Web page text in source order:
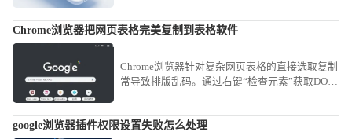
畅。
Chrome浏览器把网页表格完美复制到表格软件
Chrome浏览器针对复杂网页表格的直接选取复制
常导致排版乱码。通过右键“检查元素”获取DOM
移。
google浏览器插件权限设置失败怎么处理